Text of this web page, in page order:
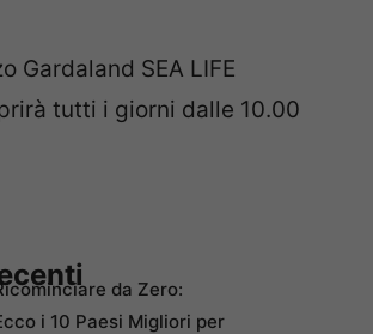
Gardaland SEA LIFE
tutti i giorni dalle 10.00
da Zero:
i 10 Paesi Migliori per